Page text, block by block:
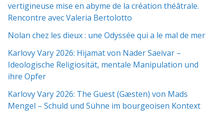
vertigineuse mise en abyme de la création théâtrale.
Rencontre avec Valeria Bertolotto
Nolan chez les dieux : une Odyssée qui a le mal de mer
Karlovy Vary 2026: Hijamat von Nader Saeivar​​ –
Ideologische Religiosität, mentale Manipulation und
ihre Opfer
Karlovy Vary 2026: The Guest (Gæsten) von Mads
Mengel – Schuld und Sühne im bourgeoisen Kontext